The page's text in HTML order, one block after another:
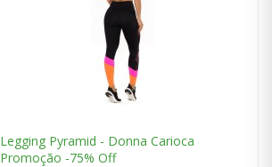
Legging Pyramid - Donna Carioca
Promoção -75% Off